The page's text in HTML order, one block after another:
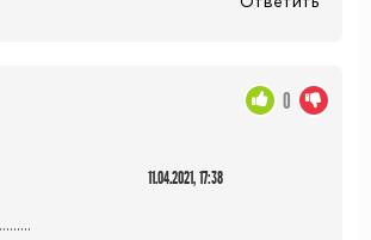
11.04.2021, 17:38
0